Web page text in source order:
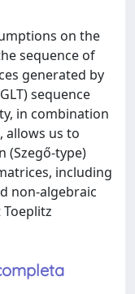
on the
sequence of
generated by
sequence
in combination
allows us to
(Szegő-type)
including
non-algebraic